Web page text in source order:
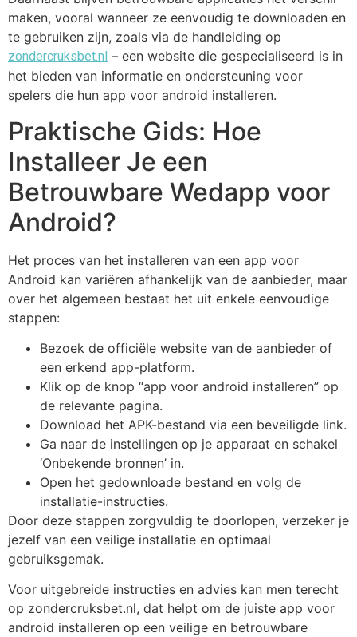
maken, vooral wanneer ze eenvoudig te downloaden en
te gebruiken zijn, zoals via de handleiding op
zondercruksbet.nl – een website die gespecialiseerd is in
het bieden van informatie en ondersteuning voor
spelers die hun app voor android installeren.
Praktische Gids: Hoe
Installeer Je een
Betrouwbare Wedapp voor
Android?
Het proces van het installeren van een app voor
Android kan variëren afhankelijk van de aanbieder, maar
over het algemeen bestaat het uit enkele eenvoudige
stappen:
Bezoek de officiële website van de aanbieder of
een erkend app-platform.
Klik op de knop “app voor android installeren” op
de relevante pagina.
Download het APK-bestand via een beveiligde link.
Ga naar de instellingen op je apparaat en schakel
‘Onbekende bronnen’ in.
Open het gedownloade bestand en volg de
installatie-instructies.
Door deze stappen zorgvuldig te doorlopen, verzeker je
jezelf van een veilige installatie en optimaal
gebruiksgemak.
Voor uitgebreide instructies en advies kan men terecht
op zondercruksbet.nl, dat helpt om de juiste app voor
android installeren op een veilige en betrouwbare